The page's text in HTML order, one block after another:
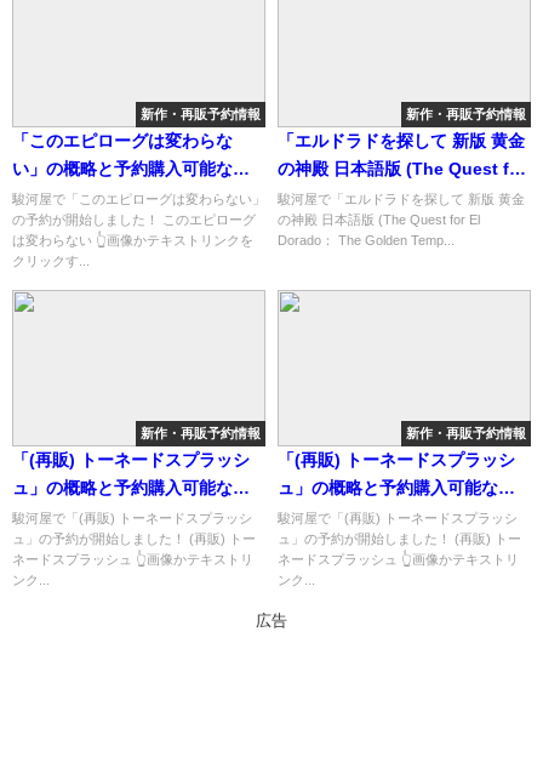
新作・再販予約情報
「このエピローグは変わらな
い」の概略と予約購入可能なシ
ョップ紹介！
駿河屋で「このエピローグは変わらない」
の予約が開始しました！ このエピローグ
は変わらない 👆画像かテキストリンクを
クリックす...
新作・再販予約情報
「エルドラドを探して 新版 黄金
の神殿 日本語版 (The Quest for
El Dorado： The Golden
Temples)」の概略と予約購入可
駿河屋で「エルドラドを探して 新版 黄金
の神殿 日本語版 (The Quest for El
Dorado： The Golden Temp...
新作・再販予約情報
「(再販) トーネードスプラッシ
ュ」の概略と予約購入可能なシ
ョップ紹介！
駿河屋で「(再販) トーネードスプラッシ
ュ」の予約が開始しました！ (再販) トー
ネードスプラッシュ 👆画像かテキストリ
ンク...
新作・再販予約情報
「(再販) トーネードスプラッシ
ュ」の概略と予約購入可能なシ
ョップ紹介！
駿河屋で「(再販) トーネードスプラッシ
ュ」の予約が開始しました！ (再販) トー
ネードスプラッシュ 👆画像かテキストリ
ンク...
広告